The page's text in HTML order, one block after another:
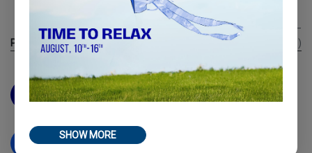
Planbearbeitungsdurchmesser
Ø 500mm - Ø 2000mm (19.68” –
78.74")
Anfrage Angebot
Demo Anfordern
SHOW MORE